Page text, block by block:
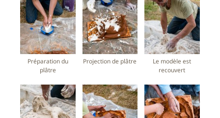
Préparation du
plâtre
Projection de plâtre
Le modèle est
recouvert